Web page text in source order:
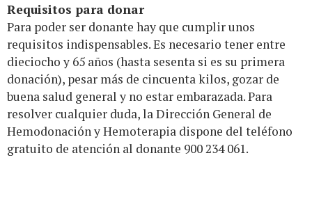
Requisitos para donar
Para poder ser donante hay que cumplir unos
requisitos indispensables. Es necesario tener entre
dieciocho y 65 años (hasta sesenta si es su primera
donación), pesar más de cincuenta kilos, gozar de
buena salud general y no estar embarazada. Para
resolver cualquier duda, la Dirección General de
Hemodonación y Hemoterapia dispone del teléfono
gratuito de atención al donante 900 234 061.